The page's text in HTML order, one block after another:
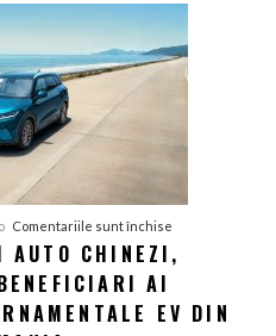
BMW
renunță
și
100%
Comentariile sunt închise
chinezi,
AUTO CHINEZI,
AI
EV DIN